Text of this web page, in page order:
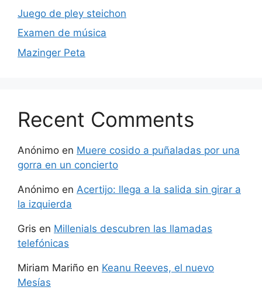
Juego de pley steichon
Examen de música
Mazinger Peta
Recent Comments
Anónimo en Muere cosido a puñaladas por una
gorra en un concierto
Anónimo en Acertijo: llega a la salida sin girar a
la izquierda
Gris en Millenials descubren las llamadas
telefónicas
Miriam Mariño en Keanu Reeves, el nuevo
Mesías